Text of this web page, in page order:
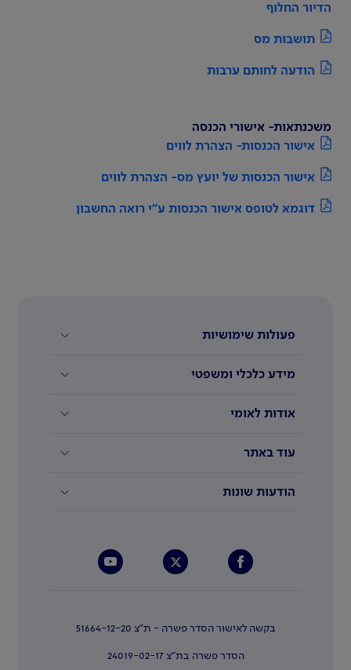
הדיור החלוף
תושבות מס
הודעה לחותם ערבות
משכנתאות- אישורי הכנסה
אישור הכנסות- הצהרת לווים
אישור הכנסות של יועץ מס- הצהרת לווים
דוגמא לטופס אישור הכנסות ע"י רואה החשבון
פעולות שימושיות
מידע כלכלי ומשפטי
אודות לאומי
עוד באתר
הודעות שונות
בקשה לאישור הסדר פשרה - ת"צ 51664-12-20
הסדר פשרה בת"צ 24019-02-17